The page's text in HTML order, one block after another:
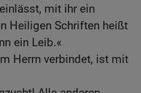
mit ihr ein
Heiligen Schriften heißt
ein Leib.«
Herrn verbindet, ist mit